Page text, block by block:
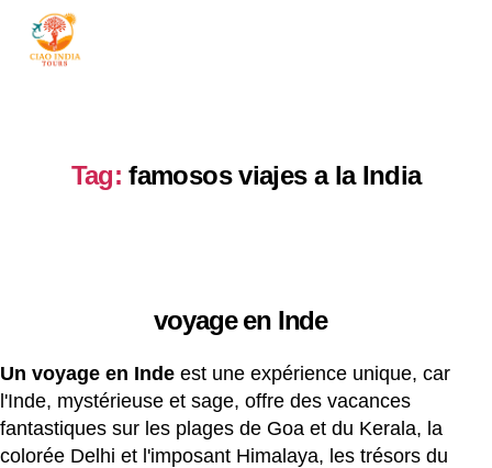
Tag: famosos viajes a la India
voyage en Inde
Un voyage en Inde est une expérience unique, car
l'Inde, mystérieuse et sage, offre des vacances
fantastiques sur les plages de Goa et du Kerala, la
colorée Delhi et l'imposant Himalaya, les trésors du